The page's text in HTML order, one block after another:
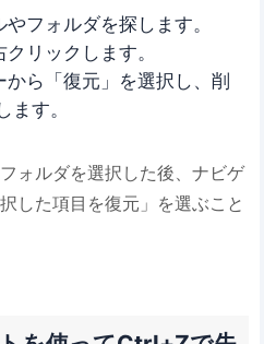
フォルダを探します。
リックします。
から「復元」を選択し、削
ます。
ォルダを選択した後、ナビゲ
した項目を復元」を選ぶこと